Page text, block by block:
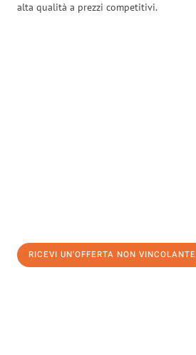
alta qualità a prezzi competitivi.
RICEVI UN'OFFERTA NON VINCOLANTE